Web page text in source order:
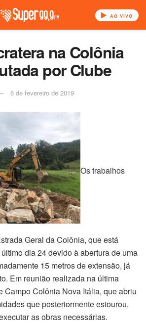
AO VIVO
na Colônia
por Clube
6 de fevereiro de 2019
Os trabalhos
Geral da Colônia, que está
dia 24 devido à abertura de uma
15 metros de extensão, já
Em reunião realizada na última
Campo Colônia Nova Itália, que abriu
que posteriormente estourou,
as obras necessárias.